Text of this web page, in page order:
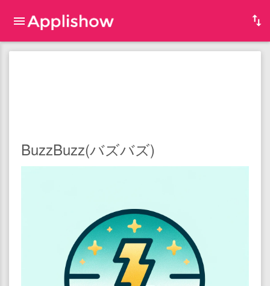
BuzzBuzz(バズバズ)